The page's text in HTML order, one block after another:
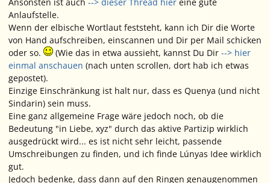
Anlaufstelle.
Wenn der elbische Wortlaut feststeht, kann ich Dir die Worte
von Hand aufschreiben, einscannen und Dir per Mail schicken
oder so.
(Wie das in etwa aussieht, kannst Du Dir --> hier
einmal anschauen (nach unten scrollen, dort hab ich etwas
gepostet).
Einzige Einschränkung ist halt nur, dass es Quenya (und nicht
Sindarin) sein muss.
Eine ganz allgemeine Frage wäre jedoch noch, ob die
Bedeutung "in Liebe, xyz" durch das aktive Partizip wirklich
ausgedrückt wird... es ist nicht sehr leicht, passende
Umschreibungen zu finden, und ich finde Lúnyas Idee wirklich
gut.
Jedoch bedenke, dass dann auf den Ringen genaugenommen